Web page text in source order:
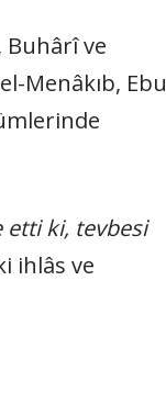
Buhârî ve
Menâkıb, Ebu
etti ki, tevbesi
ihlâs ve